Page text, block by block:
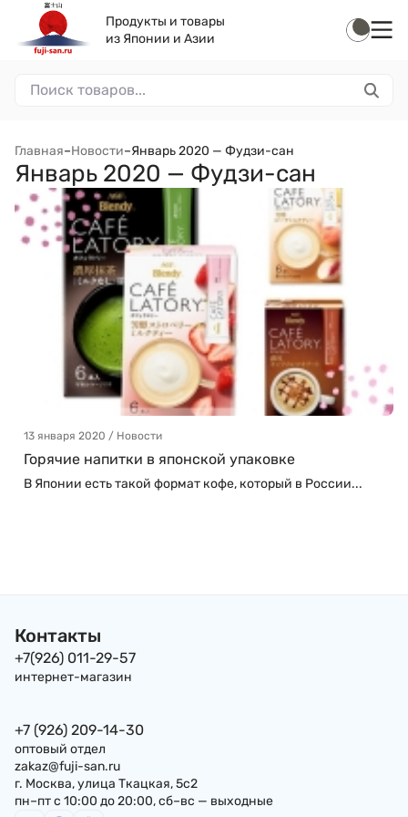
Продукты и товары
из Японии и Азии
Главная–Новости–Январь 2020 — Фудзи-сан
Январь 2020 — Фудзи-сан
13 января 2020 / Новости
Горячие напитки в японской упаковке
В Японии есть такой формат кофе, который в России...
Контакты
+7(926) 011-29-57
интернет-магазин
+7 (926) 209-14-30
оптовый отдел
zakaz@fuji-san.ru
г. Москва, улица Ткацкая, 5с2
пн–пт с 10:00 до 20:00, сб–вс — выходные